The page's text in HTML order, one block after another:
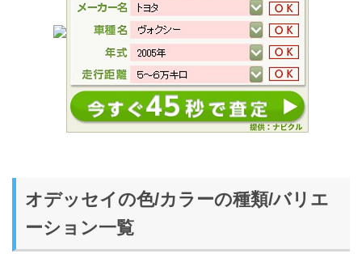
オデッセイの色/カラーの種類/バリエ
ーション一覧